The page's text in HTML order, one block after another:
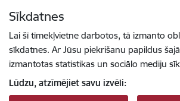
Sīkdatnes
Lai šī tīmekļvietne darbotos, tā izmanto
sīkdatnes. Ar Jūsu piekrišanu papildus
izmantotas statistikas un sociālo mediju
Lūdzu, atzīmējiet savu izvēli: